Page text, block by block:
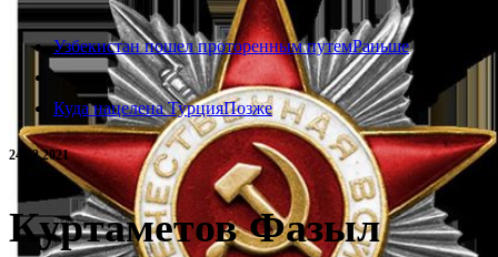
Узбекистан пошел проторенным путемРаньше
Куда нацелена ТурцияПозже
24.12.2021
Куртаметов Фазыл